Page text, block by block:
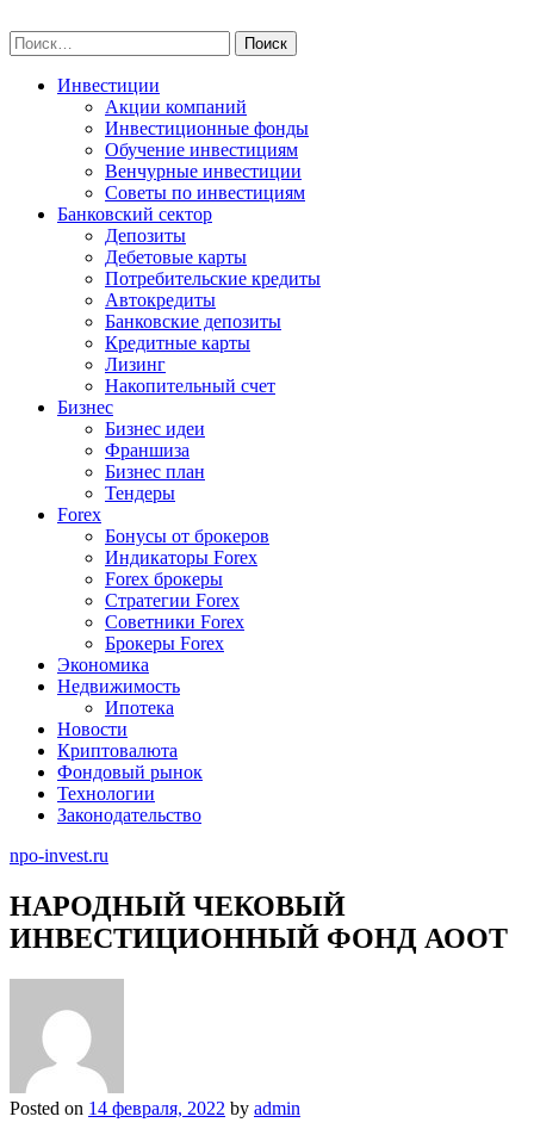
to
content
Найти:
Инвестиции
Акции компаний
Инвестиционные фонды
Обучение инвестициям
Венчурные инвестиции
Советы по инвестициям
Банковский сектор
Депозиты
Дебетовые карты
Потребительские кредиты
Автокредиты
Банковские депозиты
Кредитные карты
Лизинг
Накопительный счет
Бизнес
Бизнес идеи
Франшиза
Бизнес план
Тендеры
Forex
Бонусы от брокеров
Индикаторы Forex
Forex брокеры
Стратегии Forex
Советники Forex
Брокеры Forex
Экономика
Недвижимость
Ипотека
Новости
Криптовалюта
Фондовый рынок
Технологии
Законодательство
npo-invest.ru
НАРОДНЫЙ ЧЕКОВЫЙ
ИНВЕСТИЦИОННЫЙ ФОНД АООТ
Posted on 14 февраля, 2022 by admin